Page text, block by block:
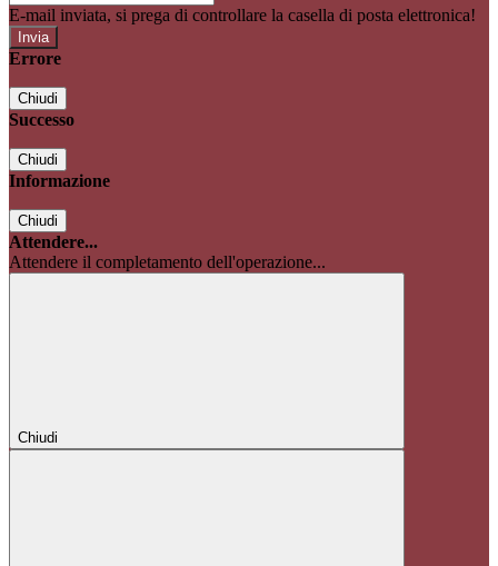
E-mail inviata, si prega di controllare la casella di posta elettronica!
Errore
Chiudi
Successo
Chiudi
Informazione
Chiudi
Attendere...
Attendere il completamento dell'operazione...
Chiudi